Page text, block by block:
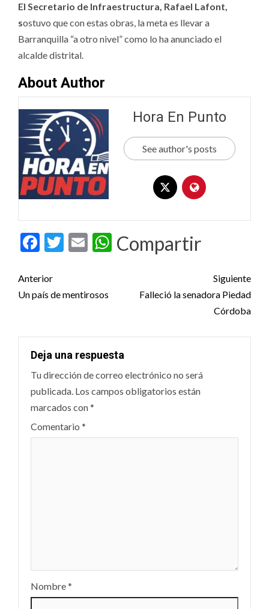
El Secretario de Infraestructura, Rafael Lafont,
sostuvo que con estas obras, la meta es llevar a
Barranquilla “a otro nivel” como lo ha anunciado el
alcalde distrital.
About Author
Hora En Punto
See author's posts
Facebook
Twitter
EmailWhatsApp
Compartir
Post
navigation
Anterior
Un país de mentirosos
Siguiente
Falleció la senadora Piedad
Córdoba
Deja una respuesta
Tu dirección de correo electrónico no será
publicada. Los campos obligatorios están
marcados con*
Comentario *
Nombre*